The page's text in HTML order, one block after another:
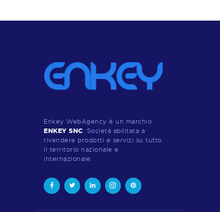
Enkey WebAgency è un marchio
ENKEY SNC. Società abilitata a
rivendere prodotti e servizi su tutto
il territorio nazionale e
internazionale.